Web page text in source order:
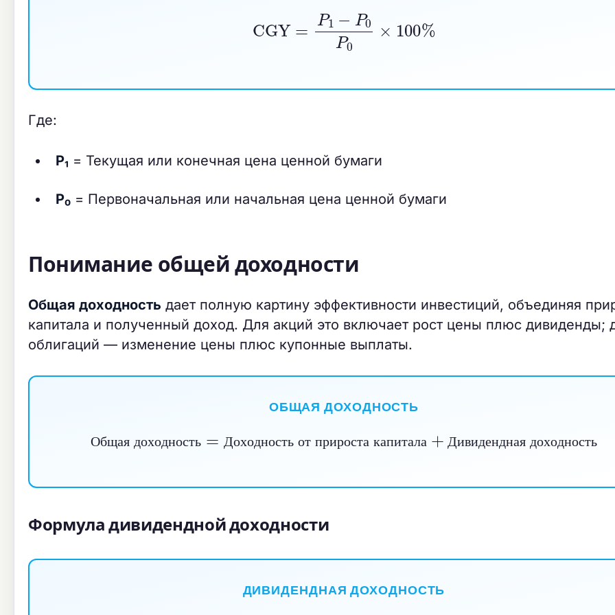
−P P0
Где:
P₁ = Текущая или конечная цена ценной бумаги
P₀ = Первоначальная или начальная цена ценной бумаги
Понимание общей доходности
Общая доходность дает полную картину эффективности инвестиций, объединяя
капитала и полученный доход. Для акций это включает рост цены плюс дивиденды;
облигаций — изменение цены плюс купонные выплаты.
ОБЩАЯ ДОХОДНОСТЬ
О б щая до хо дно с т ь Д о хо дно с т ь о т пр ир о с т а капи та ла Дивид ендная д ох одн о с ть
Общая доходность Доходность от прироста капитала
Формула дивидендной доходности
ДИВИДЕНДНАЯ ДОХОДНОСТЬ